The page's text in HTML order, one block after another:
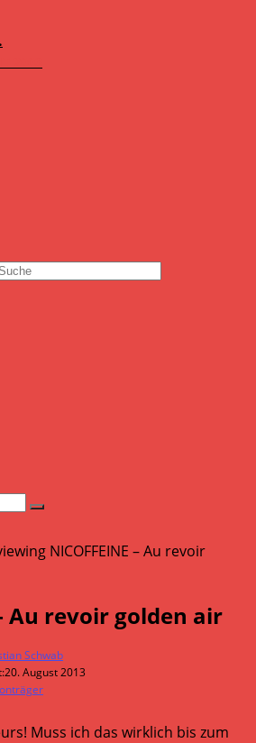
Au revoir golden air
Schwab
20. August 2013
Muss ich das wirklich bis zum